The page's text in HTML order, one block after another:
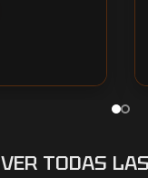
VER TODAS